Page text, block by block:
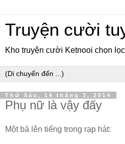
Truyện cười
Kho truyện cười Ketnooi chọn
Thứ Sáu, 14 tháng 3, 2014
Phụ nữ là vậy đấy
Một bà lên tiếng trong rạp hát: